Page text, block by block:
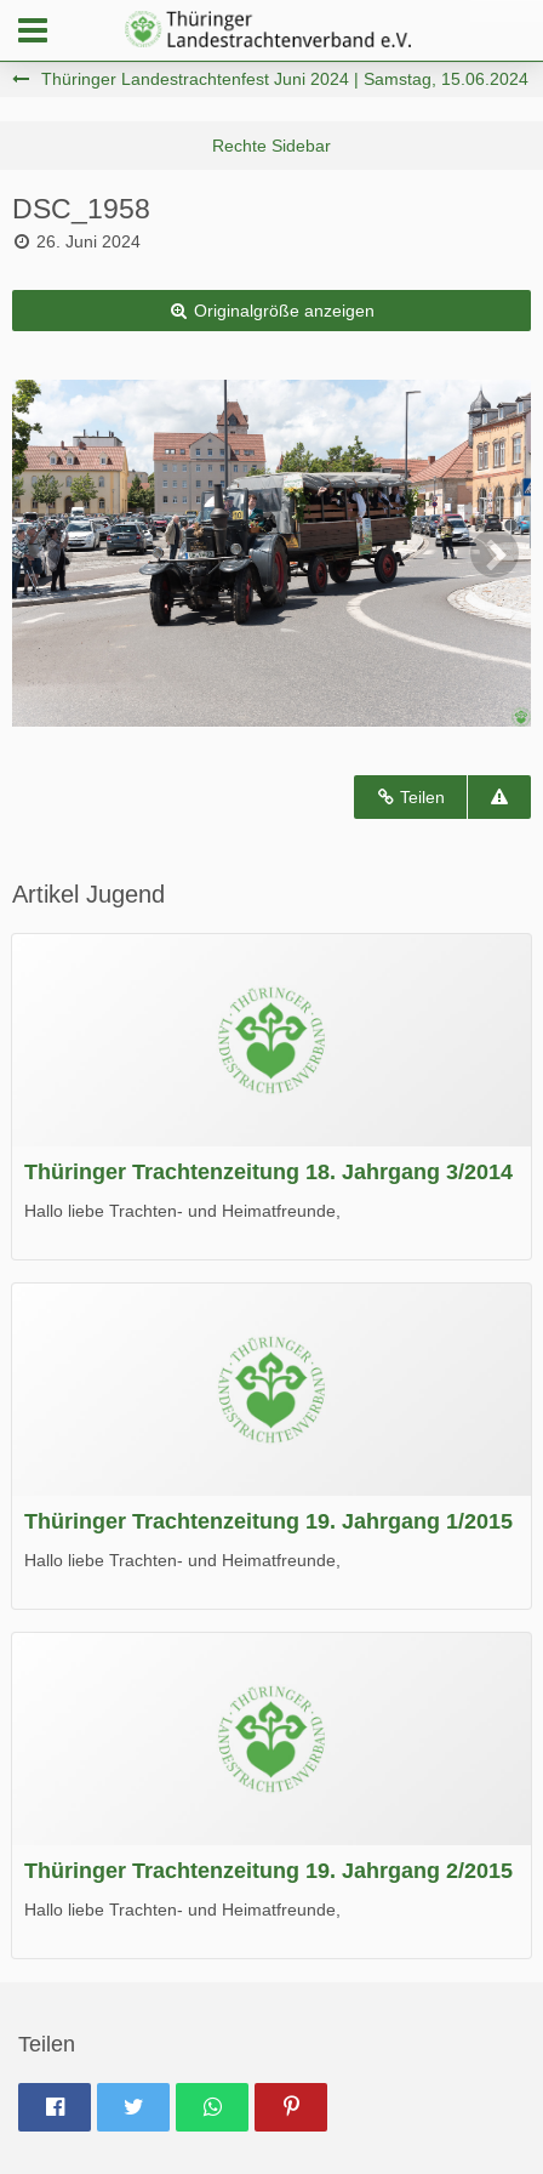
Thüringer Landestrachtenfest Juni 2024 | Samstag, 15.06.2024
DSC_1958
26. Juni 2024
Originalgröße anzeigen
Teilen
Artikel Jugend
Thüringer Trachtenzeitung 18. Jahrgang 3/2014
Hallo liebe Trachten- und Heimatfreunde,
Wir wünschen Euch viel Spaß beim Lesen.
Thüringer Trachtenzeitung 19. Jahrgang 1/2015
Hallo liebe Trachten- und Heimatfreunde,
Wir wünschen Euch viel Spaß beim Lesen.
Thüringer Trachtenzeitung 19. Jahrgang 2/2015
Hallo liebe Trachten- und Heimatfreunde,
Teilen